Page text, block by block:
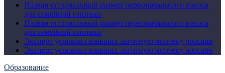
Назван оптимальный размер первоначального взноса
для семейной ипотеки
Назван оптимальный размер первоначального взноса
для семейной ипотеки
Эксперт успокоил взявших льготную ипотеку россиян
Эксперт успокоил взявших льготную ипотеку россиян
Образование